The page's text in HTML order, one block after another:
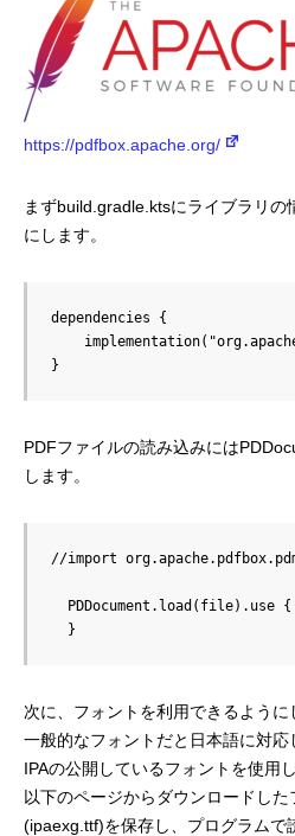
https://pdfbox.apache.org/
まずbuild.gradle.ktsにライブラリの
にします。
dependencies {
}
PDFファイルの読み込みには
します。
//import
PDDocument.load(file).use
  }
次に、フォントを利用できるように
一般的なフォントだと日本語に対応
IPAの公開しているフォントを使用し
以下のページからダウンロードし
(ipaexg.ttf)を保存し、プログラムで